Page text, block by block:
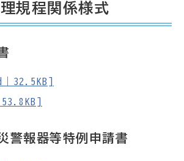
規程関係様式
32.5KB]
53.8KB]
警報器等特例申請書